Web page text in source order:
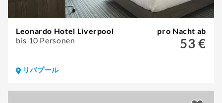
Leonardo Hotel Liverpool
bis 10 Personen
pro Nacht ab
53 €
リバプール